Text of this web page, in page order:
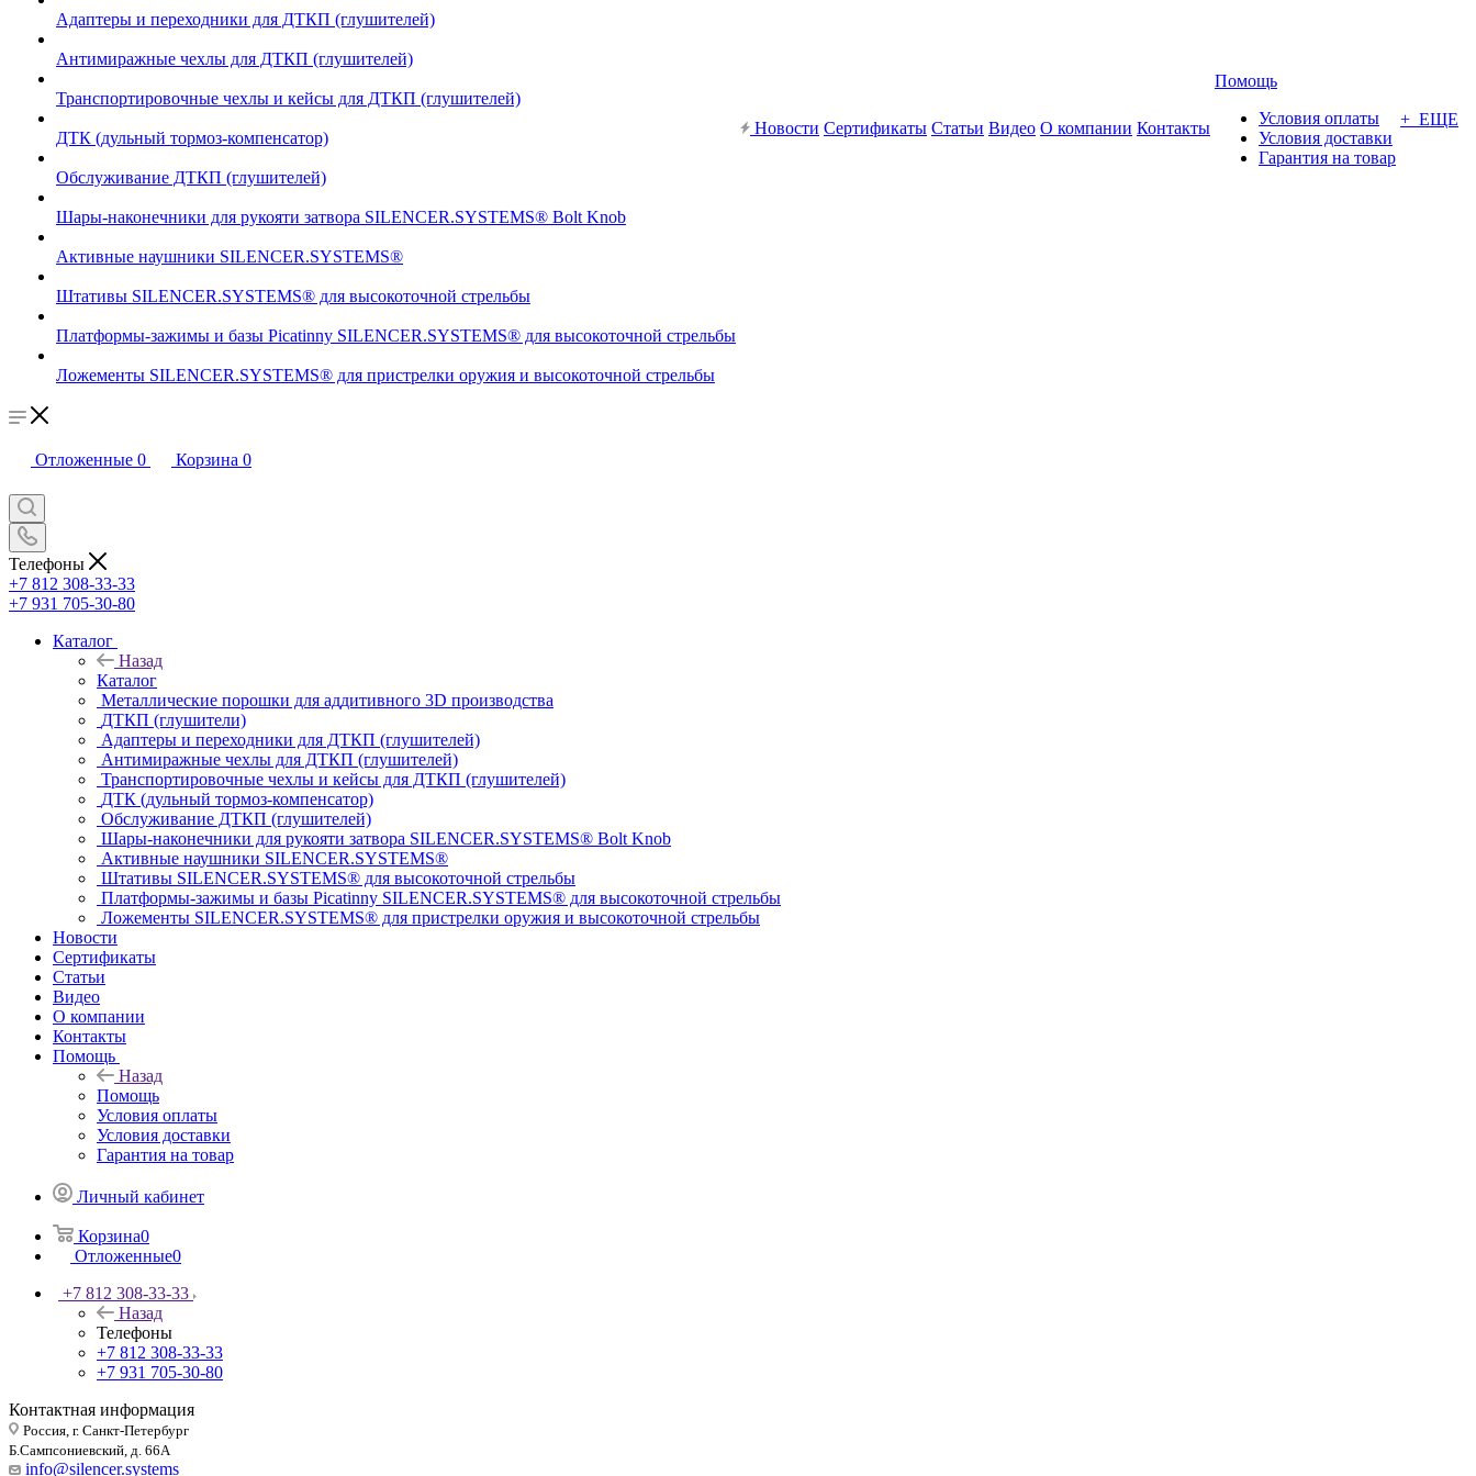
Адаптеры и переходники для ДТКП (глушителей)
Антимиражные чехлы для ДТКП (глушителей)
Транспортировочные чехлы и кейсы для ДТКП (глушителей)
ДТК (дульный тормоз-компенсатор)
Обслуживание ДТКП (глушителей)
Шары-наконечники для рукояти затвора SILENCER.SYSTEMS® Bolt Knob
Активные наушники SILENCER.SYSTEMS®
Штативы SILENCER.SYSTEMS® для высокоточной стрельбы
Платформы-зажимы и базы Picatinny SILENCER.SYSTEMS® для высокоточной стрельбы
Ложементы SILENCER.SYSTEMS® для пристрелки оружия и высокоточной стрельбы
Новости Сертификаты Статьи Видео О компании Контакты
Помощь
Условия оплаты
Условия доставки
Гарантия на товар
+ ЕЩЕ
Отложенные 0 Корзина 0
Телефоны
+7 812 308-33-33
+7 931 705-30-80
Каталог
Назад
Каталог
Металлические порошки для аддитивного 3D производства
ДТКП (глушители)
Адаптеры и переходники для ДТКП (глушителей)
Антимиражные чехлы для ДТКП (глушителей)
Транспортировочные чехлы и кейсы для ДТКП (глушителей)
ДТК (дульный тормоз-компенсатор)
Обслуживание ДТКП (глушителей)
Шары-наконечники для рукояти затвора SILENCER.SYSTEMS® Bolt Knob
Активные наушники SILENCER.SYSTEMS®
Штативы SILENCER.SYSTEMS® для высокоточной стрельбы
Платформы-зажимы и базы Picatinny SILENCER.SYSTEMS® для высокоточной стрельбы
Ложементы SILENCER.SYSTEMS® для пристрелки оружия и высокоточной стрельбы
Новости
Сертификаты
Статьи
Видео
О компании
Контакты
Помощь
Назад
Помощь
Условия оплаты
Условия доставки
Гарантия на товар
Личный кабинет
Корзина0
Отложенные0
+7 812 308-33-33
Назад
Телефоны
+7 812 308-33-33
+7 931 705-30-80
Контактная информация
Россия, г. Санкт-Петербург
Б.Сампсониевский, д. 66А
info@silencer.systems